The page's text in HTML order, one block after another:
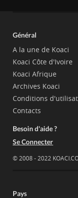
Général
A la une de Koaci
Koaci Côte d'Ivoire
Koaci Afrique
Archives Koaci
Conditions
Contacts
Besoin d'aide ?
Se Connecter
© 2008 - 2022
Pays